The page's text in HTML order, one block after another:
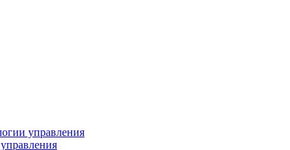
управления